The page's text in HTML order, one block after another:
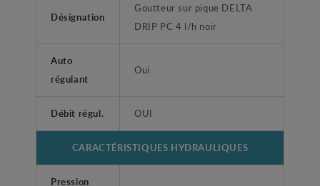
Désignation
Goutteur sur pique DELTA
DRIP PC 4 l/h noir
Auto
régulant
Oui
Débit régul. OUI
CARACTÉRISTIQUES HYDRAULIQUES
Pression